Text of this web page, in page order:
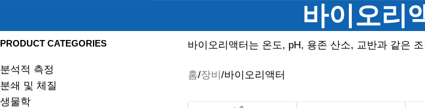
바이오리
PRODUCT CATEGORIES
분석적 측정
분쇄 및 체질
생물학
바이오리액터는 온도, pH, 용존 산소, 교반과 같은
홈 장비 바이오리액터